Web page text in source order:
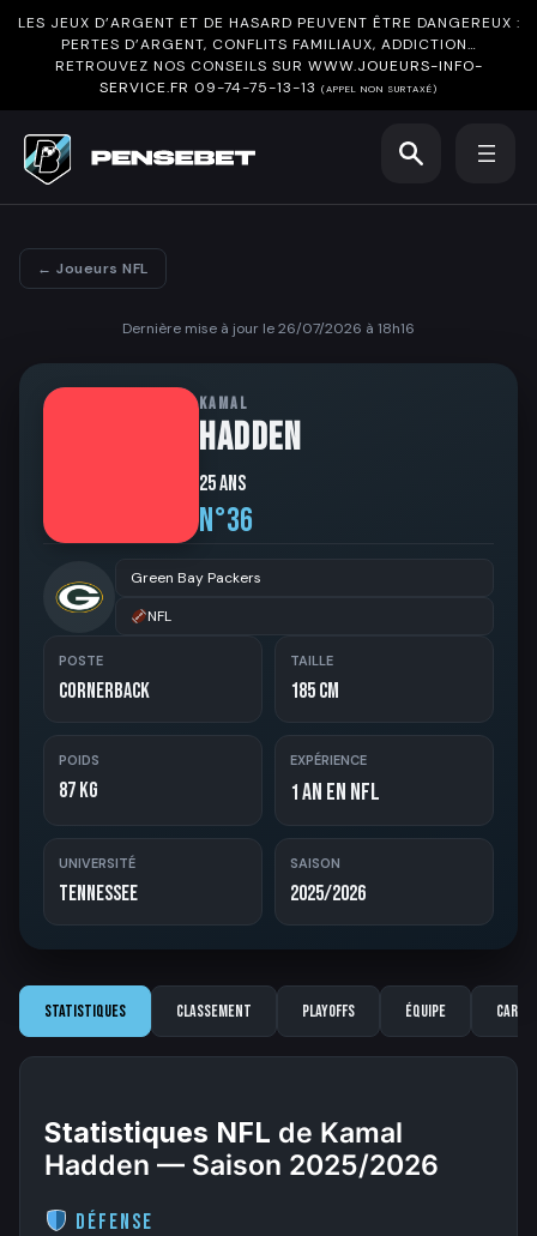
LES JEUX D’ARGENT ET DE HASARD PEUVENT ÊTRE DANGEREUX :
PERTES D’ARGENT, CONFLITS FAMILIAUX, ADDICTION…
RETROUVEZ NOS CONSEILS SUR WWW.JOUEURS-INFO-
SERVICE.FR 09-74-75-13-13 (APPEL NON SURTAXÉ)
← Joueurs NFL
Dernière mise à jour le 26/07/2026 à 18h16
KAMAL
HADDEN
25 ans
N°36
Green Bay Packers
NFL
POSTE
Cornerback
TAILLE
185 cm
POIDS
87 kg
EXPÉRIENCE
1an en NFL
UNIVERSITÉ
Tennessee
SAISON
2025/2026
Statistiques Classement Playoffs Équipe
Statistiques NFL de Kamal
Hadden — Saison 2025/2026
Défense